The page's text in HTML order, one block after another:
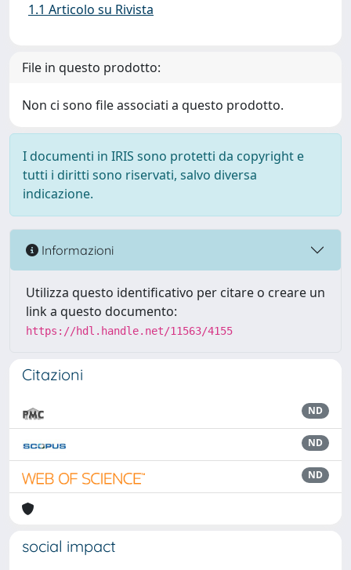
1.1 Articolo su Rivista
File in questo prodotto:
Non ci sono file associati a questo prodotto.
I documenti in IRIS sono protetti da copyright e
tutti i diritti sono riservati, salvo diversa
indicazione.
Informazioni
Utilizza questo identificativo per citare o creare un
link a questo documento:
https://hdl.handle.net/11563/4155
Citazioni
ND
ND
ND
social impact